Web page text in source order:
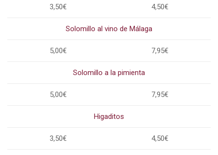
3,50€ 4,50€
Solomillo al vino de Málaga
5,00€ 7,95€
Solomillo a la pimienta
5,00€ 7,95€
Higaditos
3,50€ 4,50€